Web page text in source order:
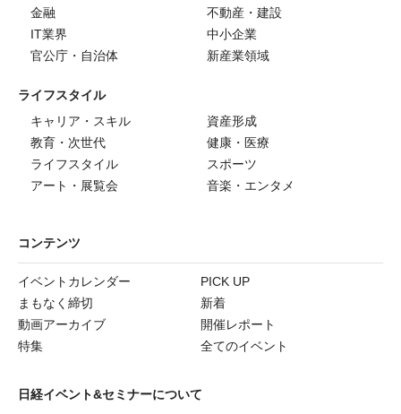
金融
不動産・建設
IT業界
中小企業
官公庁・自治体
新産業領域
ライフスタイル
キャリア・スキル
資産形成
教育・次世代
健康・医療
ライフスタイル
スポーツ
アート・展覧会
音楽・エンタメ
コンテンツ
イベントカレンダー
PICK UP
まもなく締切
新着
動画アーカイブ
開催レポート
特集
全てのイベント
日経イベント&セミナーについて